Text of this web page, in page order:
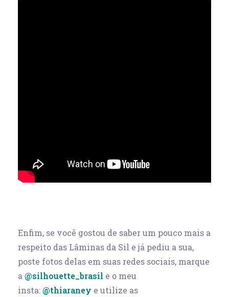
Enfim, se você gostou de saber um pouco mais a
respeito das Lâminas da Sil e já pediu a sua,
poste fotos delas em suas redes sociais, marque
a @silhouette_brasil e o meu
insta:@thiaraney e utilize as